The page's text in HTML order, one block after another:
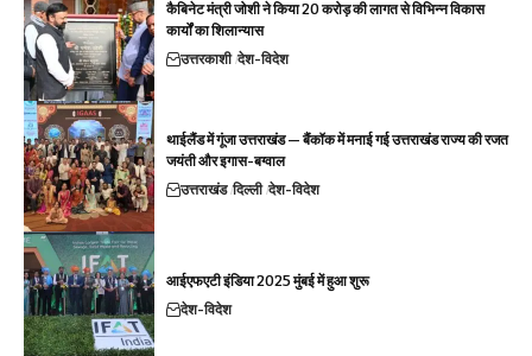
कैबिनेट मंत्री जोशी ने किया 20 करोड़ की लागत से विभिन्न विकास
कार्यों का शिलान्यास
उत्तरकाशी देश-विदेश
थाईलैंड में गूंजा उत्तराखंड — बैंकॉक में मनाई गई उत्तराखंड राज्य की रजत
जयंती और इगास-बग्वाल
उत्तराखंड दिल्ली देश-विदेश
आईएफएटी इंडिया 2025 मुंबई में हुआ शुरू
देश-विदेश